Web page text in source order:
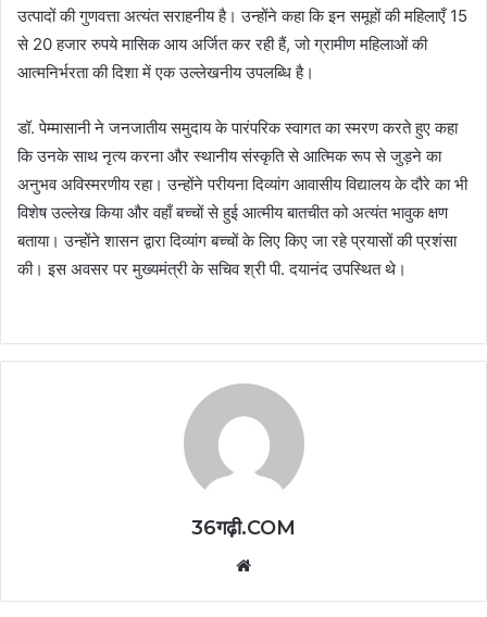
उत्पादों की गुणवत्ता अत्यंत सराहनीय है। उन्होंने कहा कि इन समूहों की महिलाएँ 15
से 20 हजार रुपये मासिक आय अर्जित कर रही हैं, जो ग्रामीण महिलाओं की
आत्मनिर्भरता की दिशा में एक उल्लेखनीय उपलब्धि है।
डॉ. पेम्मासानी ने जनजातीय समुदाय के पारंपरिक स्वागत का स्मरण करते हुए कहा
कि उनके साथ नृत्य करना और स्थानीय संस्कृति से आत्मिक रूप से जुड़ने का
अनुभव अविस्मरणीय रहा। उन्होंने परीयना दिव्यांग आवासीय विद्यालय के दौरे का भी
विशेष उल्लेख किया और वहाँ बच्चों से हुई आत्मीय बातचीत को अत्यंत भावुक क्षण
बताया। उन्होंने शासन द्वारा दिव्यांग बच्चों के लिए किए जा रहे प्रयासों की प्रशंसा
की। इस अवसर पर मुख्यमंत्री के सचिव श्री पी. दयानंद उपस्थित थे।
36गढ़ी.COM